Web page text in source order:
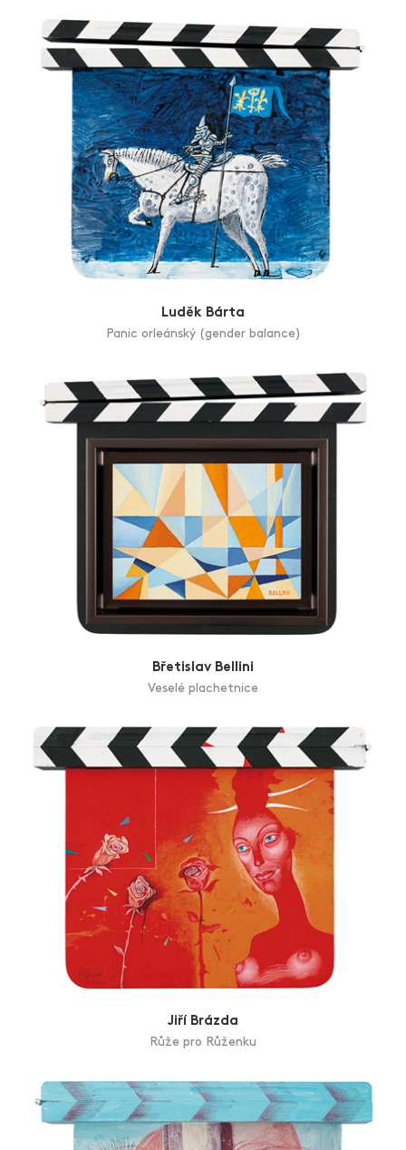
Luděk Bárta
Panic orleánský (gender balance)
Břetislav Bellini
Veselé plachetnice
Jiří Brázda
Růže pro Růženku